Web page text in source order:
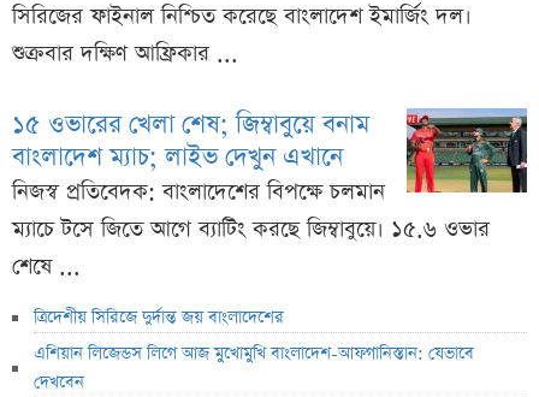
সিরিজের ফাইনাল নিশ্চিত করেছে বাংলাদেশ ইমার্জিং দল।
শুক্রবার দক্ষিণ আফ্রিকার ...
১৫ ওভারের খেলা শেষ; জিম্বাবুয়ে বনাম
বাংলাদেশ ম্যাচ; লাইভ দেখুন এখানে
নিজস্ব প্রতিবেদক: বাংলাদেশের বিপক্ষে চলমান
ম্যাচে টসে জিতে আগে ব্যাটিং করছে জিম্বাবুয়ে। ১৫.৬ ওভার
শেষে ...
ত্রিদেশীয় সিরিজে দুর্দান্ত জয় বাংলাদেশের
এশিয়ান লিজেন্ডস লিগে আজ মুখোমুখি বাংলাদেশ-আফগানিস্তান: যেভাবে
দেখবেন